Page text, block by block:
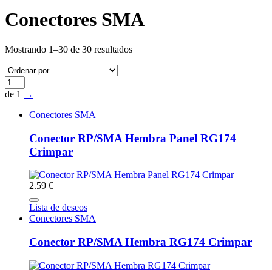
Conectores SMA
Mostrando 1–30 de 30 resultados
de 1 →
Conectores SMA
Conector RP/SMA Hembra Panel RG174
Crimpar
2.59 €
Lista de deseos
Conectores SMA
Conector RP/SMA Hembra RG174 Crimpar